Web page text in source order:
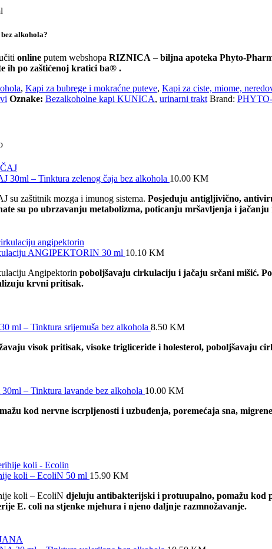
alkohola?
online putem webshopa RIZNICA – biljna apoteka Phyto-
ih po zaštićenoj kratici ba® .
, Kapi za bubrege i mokraćne puteve, Kapi za ciste, miome,
Oznake: Bezalkoholne kapi KUNICA, urinarni trakt Brand:
30ml – Tinktura zelenog čaja bez alkohola 10.00 KM
su zaštitnik mozga i imunog sistema. Posjeduju antigljivično,
su po ubrzavanju metabolizma, poticanju mršavljenja i
ANGIPEKTORIN 30 ml 10.10 KM
Angipektorin poboljšavaju cirkulaciju i jačaju srčani mišić.
krvni pritisak.
ml – Tinktura srijemuša bez alkohola 8.50 KM
visok pritisak, visoke trigliceride i holesterol, poboljšavaju
– Tinktura lavande bez alkohola 10.00 KM
kod nervne iscrpljenosti i uzbuđenja, poremećaja sna,
koli – EcoliN 50 ml 15.90 KM
koli – EcoliN djeluju antibakterijski i protuupalno, pomažu kod
E. coli na stjenke mjehura i njeno daljnje razmnožavanje.